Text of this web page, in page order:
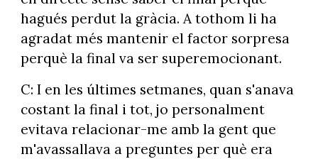
hagués perdut la gràcia. A tothom li ha
agradat més mantenir el factor sorpresa
perquè la final va ser superemocionant.
C: I en les últimes setmanes, quan s'anava
costant la final i tot, jo personalment
evitava relacionar-me amb la gent que
m'avassallava a preguntes per què era